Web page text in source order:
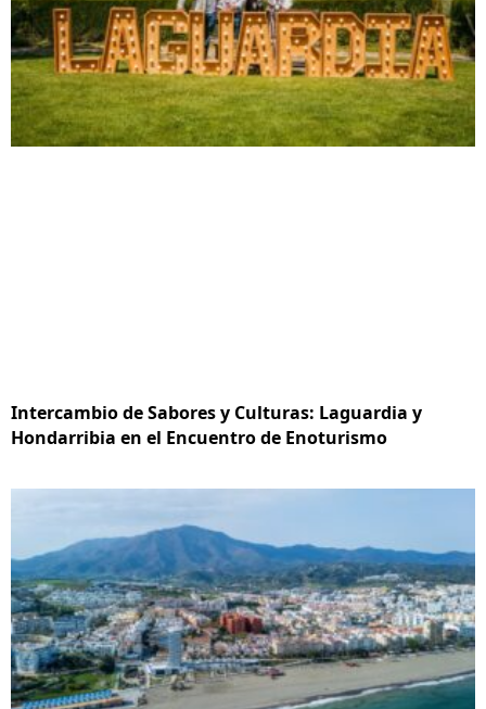
Intercambio de Sabores y Culturas: Laguardia y
Hondarribia en el Encuentro de Enoturismo